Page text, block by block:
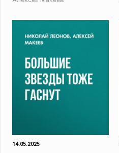
14.05.2025